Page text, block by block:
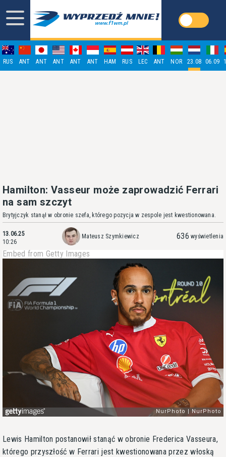
RUS ANT ANT ANT ANT ANT HAM RUS LEC ANT NOR 23.08 06.09
Hamilton: Vasseur może zaprowadzić Ferrari
na sam szczyt
Brytyjczyk stanął w obronie szefa, którego pozycja w zespole jest kwestionowana.
13.06.25
10:26
Mateusz Szymkiewicz 636 wyświetlenia
Embed from Getty Images
Lewis Hamilton postanowił stanąć w obronie Frederica Vasseura,
którego przyszłość w Ferrari jest kwestionowana przez włoską